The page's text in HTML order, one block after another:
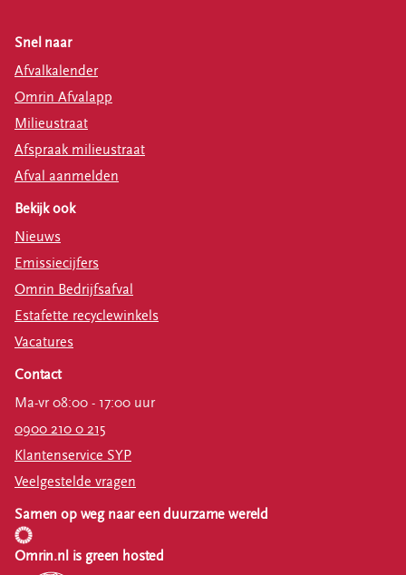
Snel naar
Afvalkalender
Omrin Afvalapp
Milieustraat
Afspraak milieustraat
Afval aanmelden
Bekijk ook
Nieuws
Emissiecijfers
Omrin Bedrijfsafval
Estafette recyclewinkels
Vacatures
Contact
Ma-vr 08:00 - 17:00 uur
0900 210 0 215
Klantenservice SYP
Veelgestelde vragen
Samen op weg naar een duurzame wereld
Omrin.nl is green hosted